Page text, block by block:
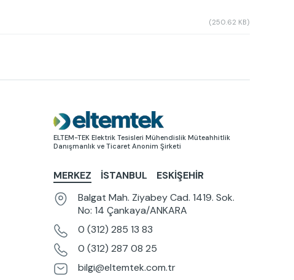
(250.62 KB)
Resim
ELTEM-TEK Elektrik Tesisleri Mühendislik Müteahhitlik
Danışmanlık ve Ticaret Anonim Şirketi
MERKEZ İSTANBUL
ESKIŞEHIR
Balgat Mah. Ziyabey Cad. 1419. Sok.
No: 14 Çankaya/ANKARA
0 (312) 285 13 83
0 (312) 287 08 25
bilgi@eltemtek.com.tr